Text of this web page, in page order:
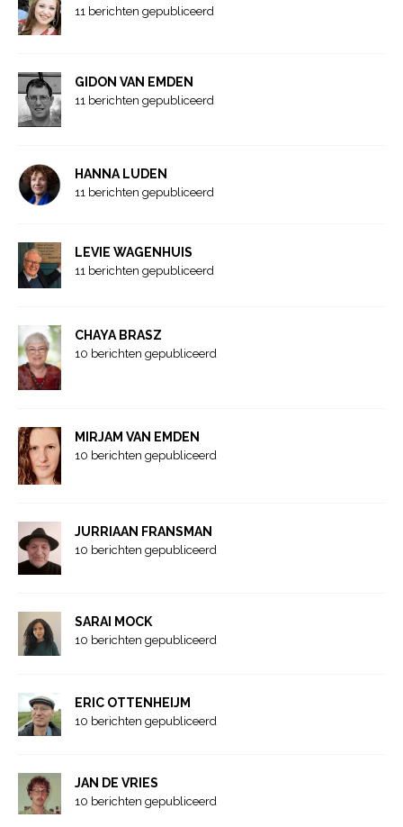
11 berichten gepubliceerd
GIDON VAN EMDEN
11 berichten gepubliceerd
HANNA LUDEN
11 berichten gepubliceerd
LEVIE WAGENHUIS
11 berichten gepubliceerd
CHAYA BRASZ
10 berichten gepubliceerd
MIRJAM VAN EMDEN
10 berichten gepubliceerd
JURRIAAN FRANSMAN
10 berichten gepubliceerd
SARAI MOCK
10 berichten gepubliceerd
ERIC OTTENHEIJM
10 berichten gepubliceerd
JAN DE VRIES
10 berichten gepubliceerd